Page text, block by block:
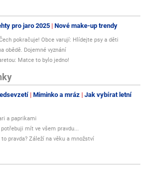
pro jaro 2025 Nové make-up trendy
pokračuje! Obce varují: Hlídejte psy a děti
obědě. Dojemné vyznání
Matce to bylo jedno!
Miminko a mráz Jak vybírat letní
a paprikami
mít ve všem pravdu...
pravda? Záleží na věku a množství